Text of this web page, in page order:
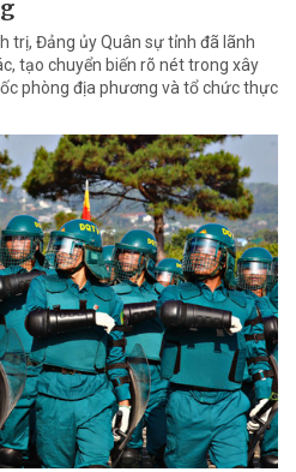
trị, Đảng ủy Quân sự tỉnh đã lãnh
tạo chuyển biến rõ nét trong xây
phòng địa phương và tổ chức thực